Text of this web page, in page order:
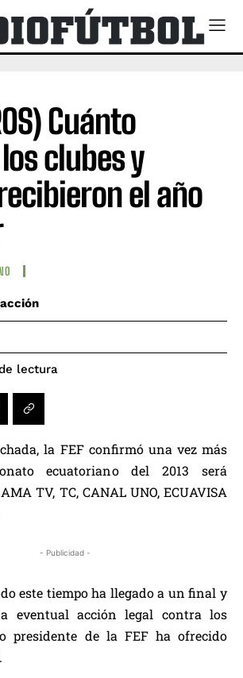
Cuánto
clubes y
el año
lectura
la FEF confirmó una vez más
ecuatoriano del 2013 será
TV, TC, CANAL UNO, ECUAVISA
- Publicidad -
este tiempo ha llegado a un final y
eventual acción legal contra los
presidente de la FEF ha ofrecido